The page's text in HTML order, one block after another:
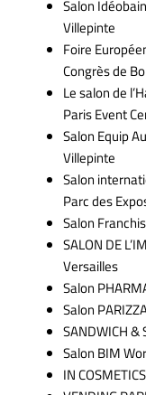
Salon
Villepinte
Foire
Congrès de
Le salon de
Paris Event
Salon Equip
Villepinte
Salon
Parc des
Salon
SALON DE
Versailles
Salon
Salon
SANDWICH &
Salon BIM
IN